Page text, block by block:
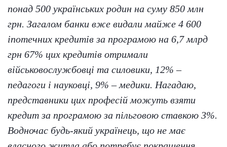
понад 500 українських родин на суму 850 млн
грн. Загалом банки вже видали майже 4 600
іпотечних кредитів за програмою на 6,7 млрд
грн 67% цих кредитів отримали
військовослужбовці та силовики, 12% –
педагоги і науковці, 9% – медики. Нагадаю,
представники цих професій можуть взяти
кредит за програмою за пільговою ставкою 3%.
Водночас будь-який українець, що не має